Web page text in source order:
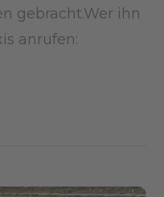
gebracht.Wer ihn
anrufen: